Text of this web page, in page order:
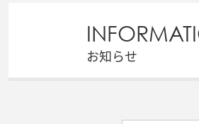
お知らせ